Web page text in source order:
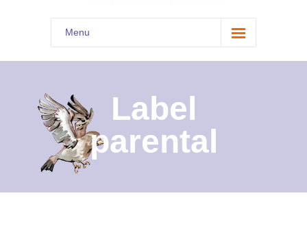
Menu
Accueil
Présentation
Documents
Les menus à venir
Label
parental